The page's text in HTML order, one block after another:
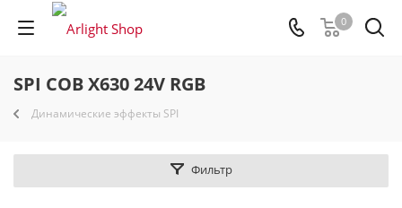
0
SPI COB X630 24V RGB
Динамические эффекты SPI
Фильтр